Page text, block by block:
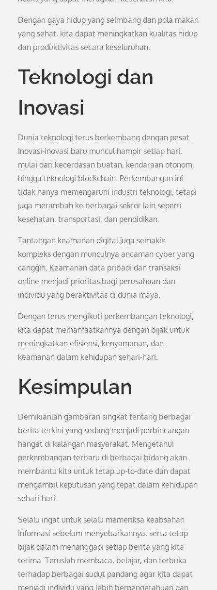
Dengan gaya hidup yang seimbang dan pola makan
yang sehat, kita dapat meningkatkan kualitas hidup
dan produktivitas secara keseluruhan.
Teknologi dan
Inovasi
Dunia teknologi terus berkembang dengan pesat.
Inovasi-inovasi baru muncul hampir setiap hari,
mulai dari kecerdasan buatan, kendaraan otonom,
hingga teknologi blockchain. Perkembangan ini
tidak hanya memengaruhi industri teknologi, tetapi
juga merambah ke berbagai sektor lain seperti
kesehatan, transportasi, dan pendidikan.
Tantangan keamanan digital juga semakin
kompleks dengan munculnya ancaman cyber yang
canggih. Keamanan data pribadi dan transaksi
online menjadi prioritas bagi perusahaan dan
individu yang beraktivitas di dunia maya.
Dengan terus mengikuti perkembangan teknologi,
kita dapat memanfaatkannya dengan bijak untuk
meningkatkan efisiensi, kenyamanan, dan
keamanan dalam kehidupan sehari-hari.
Kesimpulan
Demikianlah gambaran singkat tentang berbagai
berita terkini yang sedang menjadi perbincangan
hangat di kalangan masyarakat. Mengetahui
perkembangan terbaru di berbagai bidang akan
membantu kita untuk tetap up-to-date dan dapat
mengambil keputusan yang tepat dalam kehidupan
sehari-hari.
Selalu ingat untuk selalu memeriksa keabsahan
informasi sebelum menyebarkannya, serta tetap
bijak dalam menanggapi setiap berita yang kita
terima. Teruslah membaca, belajar, dan terbuka
terhadap berbagai sudut pandang agar kita dapat
menjadi individu yang lebih berpengetahuan dan